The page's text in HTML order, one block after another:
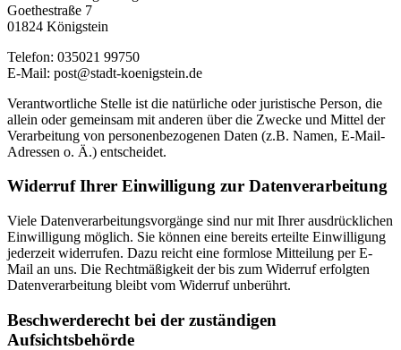
Goethestraße 7
01824 Königstein
Telefon: 035021 99750
E-Mail: post@stadt-koenigstein.de
Verantwortliche Stelle ist die natürliche oder juristische Person, die
allein oder gemeinsam mit anderen über die Zwecke und Mittel der
Verarbeitung von personenbezogenen Daten (z.B. Namen, E-Mail-
Adressen o. Ä.) entscheidet.
Widerruf Ihrer Einwilligung zur Datenverarbeitung
Viele Datenverarbeitungsvorgänge sind nur mit Ihrer ausdrücklichen
Einwilligung möglich. Sie können eine bereits erteilte Einwilligung
jederzeit widerrufen. Dazu reicht eine formlose Mitteilung per E-
Mail an uns. Die Rechtmäßigkeit der bis zum Widerruf erfolgten
Datenverarbeitung bleibt vom Widerruf unberührt.
Beschwerderecht bei der zuständigen
Aufsichtsbehörde